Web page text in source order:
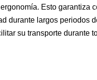
Esto garantiza
durante largos periodos
su transporte durante